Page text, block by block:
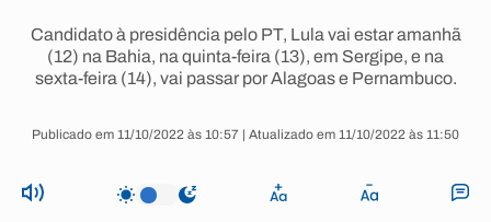
Candidato à presidência pelo PT, Lula vai estar amanhã
(12) na Bahia, na quinta-feira (13), em Sergipe, e na
sexta-feira (14), vai passar por Alagoas e Pernambuco.
Publicado em 11/10/2022 às 10:57 | Atualizado em 11/10/2022 às 11:50